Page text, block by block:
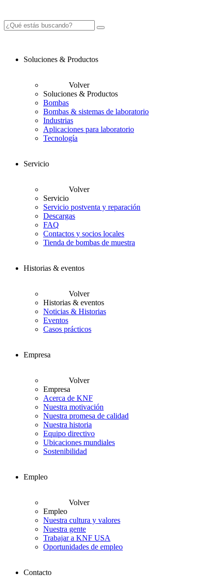
Soluciones & Productos
Volver
Soluciones & Productos
Bombas
Bombas & sistemas de laboratorio
Industrias
Aplicaciones para laboratorio
Tecnología
Servicio
Volver
Servicio
Servicio postventa y reparación
Descargas
FAQ
Contactos y socios locales
Tienda de bombas de muestra
Historias & eventos
Volver
Historias & eventos
Noticias & Historias
Eventos
Casos prácticos
Empresa
Volver
Empresa
Acerca de KNF
Nuestra motivación
Nuestra promesa de calidad
Nuestra historia
Equipo directivo
Ubicaciones mundiales
Sostenibilidad
Empleo
Volver
Empleo
Nuestra cultura y valores
Nuestra gente
Trabajar a KNF USA
Oportunidades de empleo
Contacto